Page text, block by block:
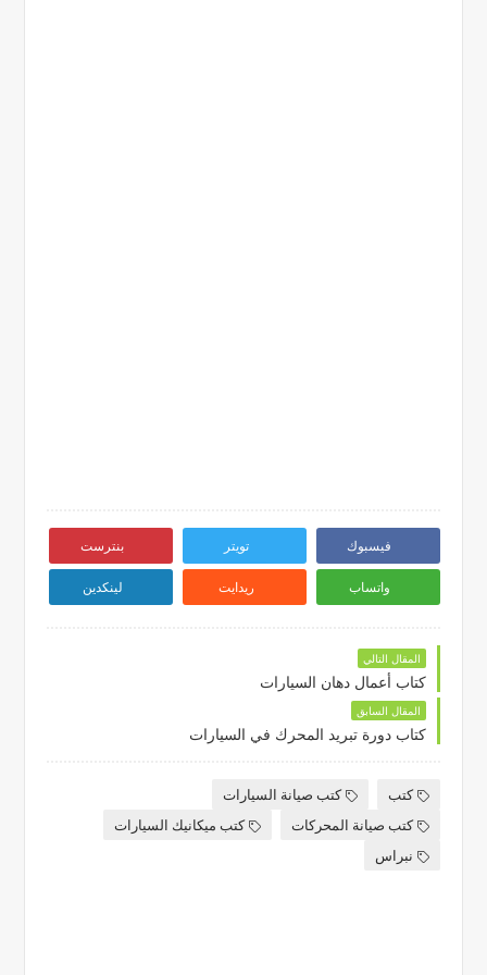
فيسبوك تويتر بنترست
واتساب ريدايت لينكدين
المقال التالي
كتاب أعمال دهان السيارات
المقال السابق
كتاب دورة تبريد المحرك في السيارات
كتب
كتب صيانة السيارات
كتب صيانة المحركات
كتب ميكانيك السيارات
نبراس